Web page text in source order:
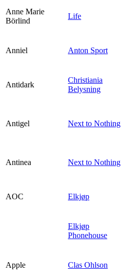
Anne Marie
Börlind
Life
Anniel Anton Sport
Antidark
Christiania
Belysning
Antigel Next to Nothing
Antinea Next to Nothing
AOC Elkjøp
Elkjøp
Phonehouse
Apple Clas Ohlson